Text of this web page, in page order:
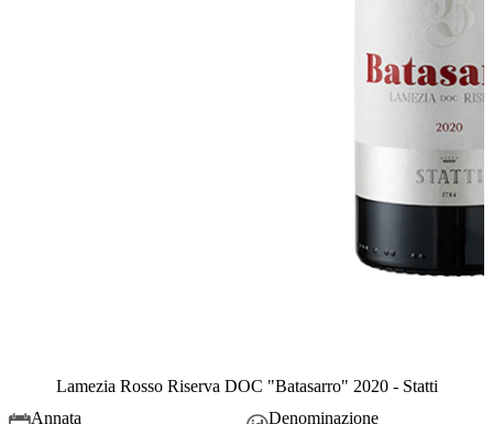
Lamezia Rosso Riserva DOC "Batasarro" 2020 - Statti
Annata
Denominazione